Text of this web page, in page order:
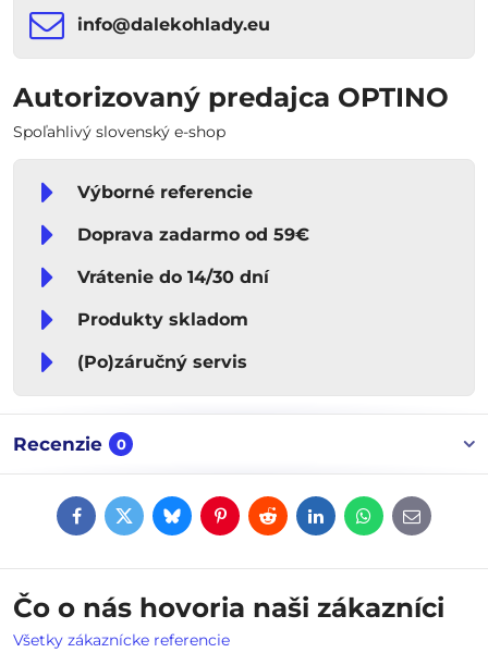
info​​@dalekohlady​​.eu
Autorizovaný predajca OPTINO
Spoľahlivý slovenský e-shop
Výborné referencie
Doprava zadarmo od 59€
Vrátenie do 14/30 dní
Produkty skladom
(Po)záručný servis
Recenzie 0
FacebookTwitterBlueskyPinterestRedditLinkedInWhatsApp
E-
mail
Čo o nás hovoria naši zákazníci
Všetky zákaznícke referencie